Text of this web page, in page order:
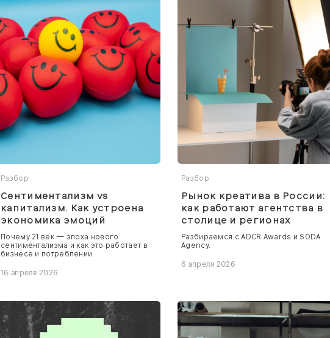
Разбор
Сентиментализм vs
капитализм. Как устроена
экономика эмоций
Почему 21 век — эпоха нового
сентиментализма и как это работает в
бизнесе и потреблении.
16 апреля 2026
Разбор
Рынок креатива в России:
как работают агентства в
столице и регионах
Разбираемся с ADCR Awards и SODA
Agency.
6 апреля 2026